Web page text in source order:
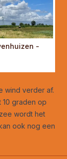
-
wind verder af.
10 graden op
wordt het
ook nog een